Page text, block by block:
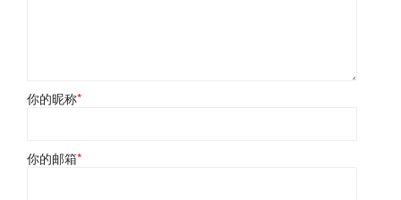
你的昵称*
你的邮箱*